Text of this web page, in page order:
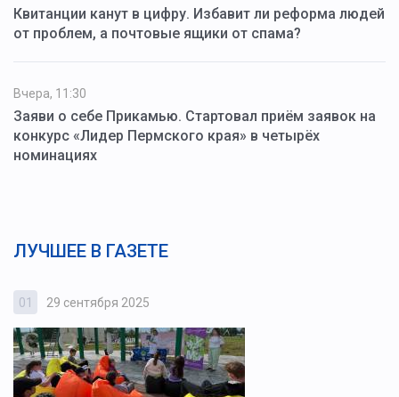
Квитанции канут в цифру. Избавит ли реформа людей
от проблем, а почтовые ящики от спама?
Вчера, 11:30
Заяви о себе Прикамью. Стартовал приём заявок на
конкурс «Лидер Пермского края» в четырёх
номинациях
ЛУЧШЕЕ В ГАЗЕТЕ
01 29 сентября 2025